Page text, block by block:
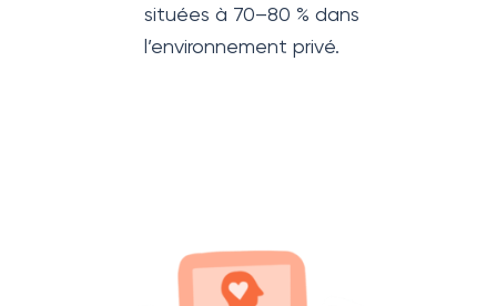
situées à 70–80 % dans
l’environnement privé.